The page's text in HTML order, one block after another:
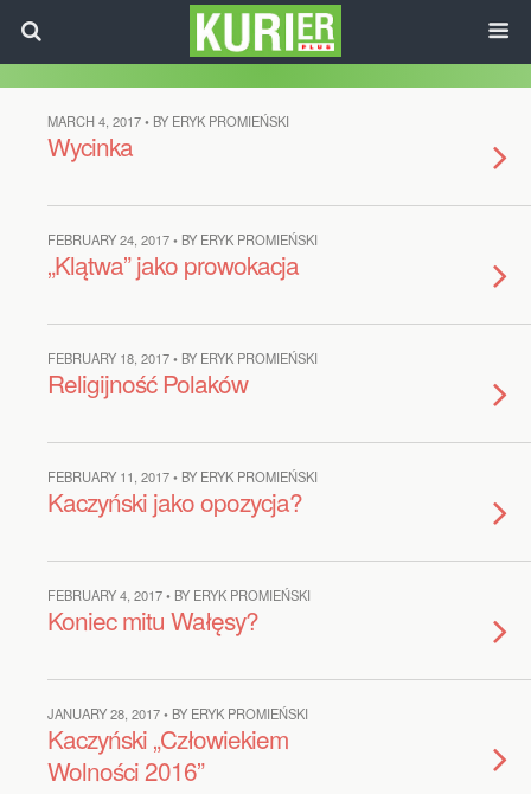
MARCH 4, 2017 • BY ERYK PROMIEŃSKI
Wycinka
FEBRUARY 24, 2017 • BY ERYK PROMIEŃSKI
„Klątwa” jako prowokacja
FEBRUARY 18, 2017 • BY ERYK PROMIEŃSKI
Religijność Polaków
FEBRUARY 11, 2017 • BY ERYK PROMIEŃSKI
Kaczyński jako opozycja?
FEBRUARY 4, 2017 • BY ERYK PROMIEŃSKI
Koniec mitu Wałęsy?
JANUARY 28, 2017 • BY ERYK PROMIEŃSKI
Kaczyński „Człowiekiem
Wolności 2016”